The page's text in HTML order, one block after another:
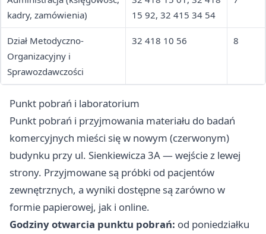
kadry, zamówienia)
15 92, 32 415 34 54
Dział Metodyczno-
Organizacyjny i
Sprawozdawczości
32 418 10 56 8
Punkt pobrań i laboratorium
Punkt pobrań i przyjmowania materiału do badań
komercyjnych mieści się w nowym (czerwonym)
budynku przy ul. Sienkiewicza 3A — wejście z lewej
strony. Przyjmowane są próbki od pacjentów
zewnętrznych, a wyniki dostępne są zarówno w
formie papierowej, jak i online.
Godziny otwarcia punktu pobrań: od poniedziałku